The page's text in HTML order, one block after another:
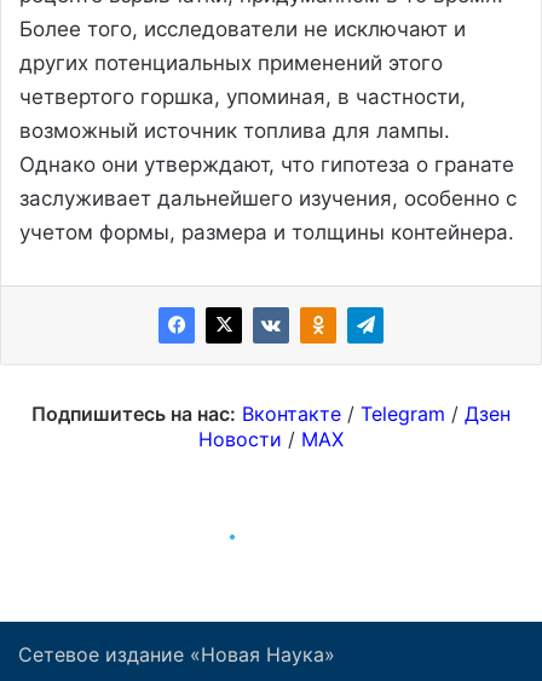
Сетевое издание «Новая Наука»